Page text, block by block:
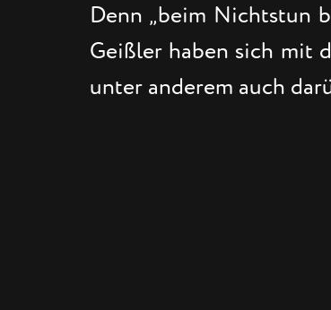
Denn „beim Nichtstun
Geißler haben sich mit
unter anderem auch